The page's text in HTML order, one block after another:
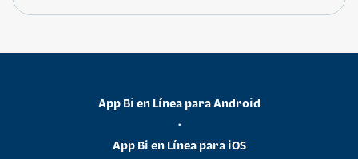
App Bi en Línea para Android
•
App Bi en Línea para iOS